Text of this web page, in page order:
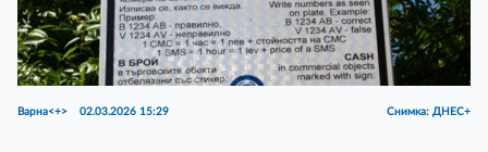
Варна<+> 02.03.2026 15:29 Снимка: ДНЕС+